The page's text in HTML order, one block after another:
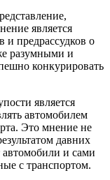
является
и предрассудков о
разумными и
конкурировать
является
автомобилем
Это мнение не
давних
и сами
с транспортом.